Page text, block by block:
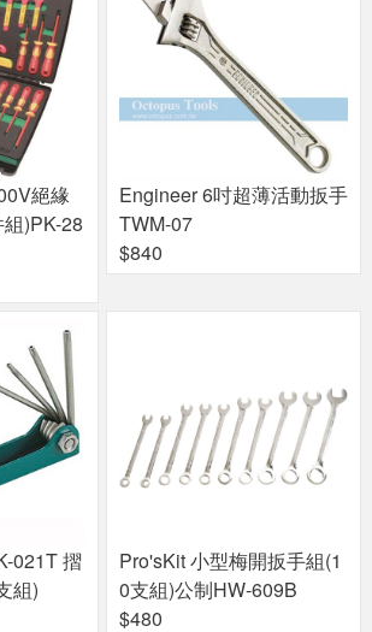
絕緣
)PK-28
Engineer 6吋超薄活動扳手
TWM-07
$840
021T 摺
組)
Pro'sKit 小型梅開扳手組(1
0支組)公制HW-609B
$480